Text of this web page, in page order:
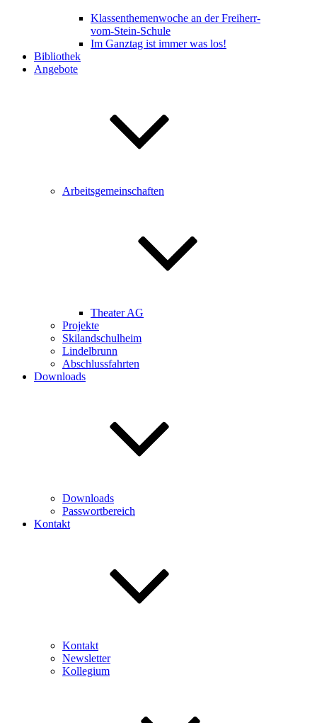
Klassenthemenwoche an der Freiherr-
vom-Stein-Schule
Im Ganztag ist immer was los!
Bibliothek
Angebote
Arbeitsgemeinschaften
Theater AG
Projekte
Skilandschulheim
Lindelbrunn
Abschlussfahrten
Downloads
Downloads
Passwortbereich
Kontakt
Kontakt
Newsletter
Kollegium